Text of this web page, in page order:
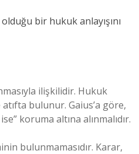
bir hukuk anlayışını
ilişkilidir. Hukuk
bulunur. Gaius’a göre,
koruma altına alınmalıdır.
bulunmamasıdır. Karar,